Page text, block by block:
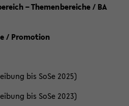
– Themenbereiche / BA
/ Promotion
bis SoSe 2025)
bis SoSe 2023)